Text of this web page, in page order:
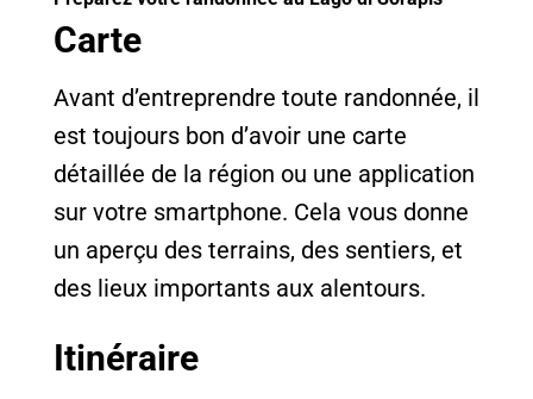
Carte
Avant d’entreprendre toute randonnée, il
est toujours bon d’avoir une carte
détaillée de la région ou une application
sur votre smartphone. Cela vous donne
un aperçu des terrains, des sentiers, et
des lieux importants aux alentours.
Itinéraire